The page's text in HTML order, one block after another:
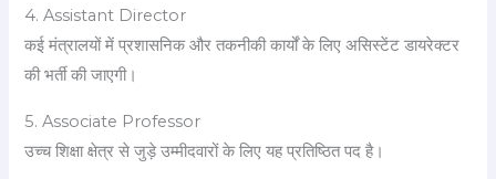
4. Assistant Director
कई मंत्रालयों में प्रशासनिक और तकनीकी कार्यों के लिए असिस्टेंट डायरेक्टर
की भर्ती की जाएगी।
5. Associate Professor
उच्च शिक्षा क्षेत्र से जुड़े उम्मीदवारों के लिए यह प्रतिष्ठित पद है।